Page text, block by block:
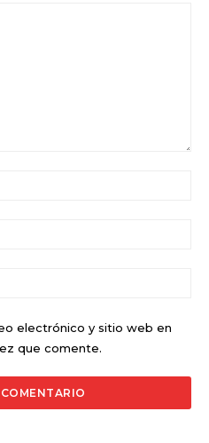
electrónico y sitio web en
que comente.